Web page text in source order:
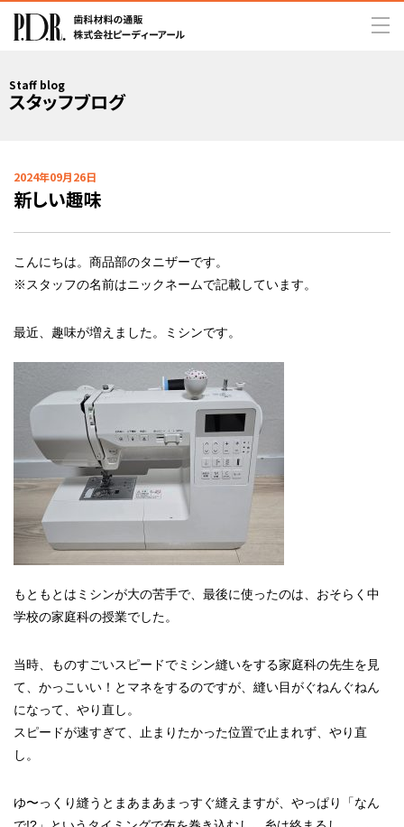
Staff blog
スタッフブログ
2024年09月26日
新しい趣味
こんにちは。商品部のタニザーです。
※スタッフの名前はニックネームで記載しています。
最近、趣味が増えました。ミシンです。
もともとはミシンが大の苦手で、最後に使ったのは、おそらく中
学校の家庭科の授業でした。
当時、ものすごいスピードでミシン縫いをする家庭科の先生を見
て、かっこいい！とマネをするのですが、縫い目がぐねんぐねん
になって、やり直し。
スピードが速すぎて、止まりたかった位置で止まれず、やり直
し。
ゆ〜っくり縫うとまあまあまっすぐ縫えますが、やっぱり「なん